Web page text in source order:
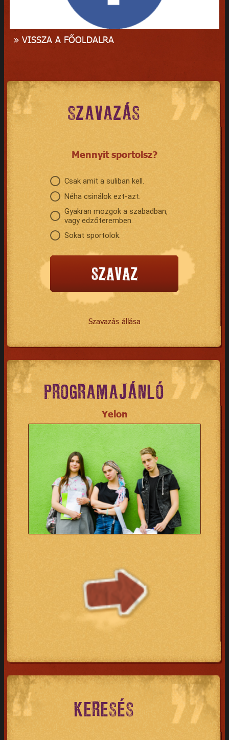
» VISSZA A FŐOLDALRA
SZAVAZÁS
Mennyit sportolsz?
Csak amit a suliban kell.
Néha csinálok ezt-azt.
Gyakran mozgok a szabadban,
vagy edzőteremben.
Sokat sportolok.
Szavazás állása
PROGRAMAJÁNLÓ
Yelon
KERESÉS